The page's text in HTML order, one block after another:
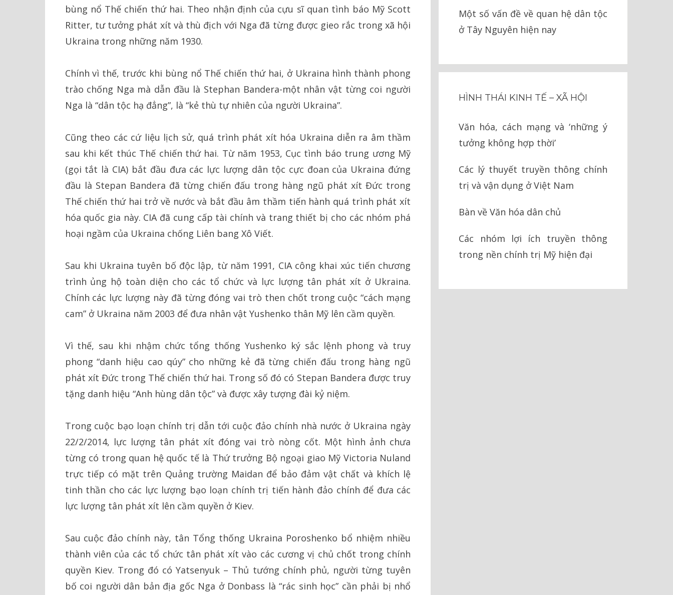
bùng nổ Thế chiến thứ hai. Theo nhận định của cựu sĩ quan tình báo Mỹ Scott
Ritter, tư tưởng phát xít và thù địch với Nga đã từng được gieo rắc trong xã hội
Ukraina trong những năm 1930.
Chính vì thế, trước khi bùng nổ Thế chiến thứ hai, ở Ukraina hình thành phong
trào chống Nga mà dẫn đầu là Stephan Bandera-một nhân vật từng coi người
Nga là “dân tộc hạ đẳng”, là “kẻ thù tự nhiên của người Ukraina”.
Cũng theo các cứ liệu lịch sử, quá trình phát xít hóa Ukraina diễn ra âm thầm
sau khi kết thúc Thế chiến thứ hai. Từ năm 1953, Cục tình báo trung ương Mỹ
(gọi tắt là CIA) bắt đầu đưa các lực lượng dân tộc cực đoan của Ukraina đứng
đầu là Stepan Bandera đã từng chiến đấu trong hàng ngũ phát xít Đức trong
Thế chiến thứ hai trở về nước và bắt đầu âm thầm tiến hành quá trình phát xít
hóa quốc gia này. CIA đã cung cấp tài chính và trang thiết bị cho các nhóm phá
hoại ngầm của Ukraina chống Liên bang Xô Viết.
Sau khi Ukraina tuyên bố độc lập, từ năm 1991, CIA công khai xúc tiến chương
trình ủng hộ toàn diện cho các tổ chức và lực lượng tân phát xít ở Ukraina.
Chính các lực lượng này đã từng đóng vai trò then chốt trong cuộc “cách mạng
cam” ở Ukraina năm 2003 để đưa nhân vật Yushenko thân Mỹ lên cầm quyền.
Vì thế, sau khi nhậm chức tổng thống Yushenko ký sắc lệnh phong và truy
phong “danh hiệu cao qúy” cho những kẻ đã từng chiến đấu trong hàng ngũ
phát xít Đức trong Thế chiến thứ hai. Trong số đó có Stepan Bandera được truy
tặng danh hiệu “Anh hùng dân tộc” và được xây tượng đài kỷ niệm.
Trong cuộc bạo loạn chính trị dẫn tới cuộc đảo chính nhà nước ở Ukraina ngày
22/2/2014, lực lượng tân phát xít đóng vai trò nòng cốt. Một hình ảnh chưa
từng có trong quan hệ quốc tế là Thứ trưởng Bộ ngoại giao Mỹ Victoria Nuland
trực tiếp có mặt trên Quảng trường Maidan để bảo đảm vật chất và khích lệ
tinh thần cho các lực lượng bạo loạn chính trị tiến hành đảo chính để đưa các
lực lượng tân phát xít lên cầm quyền ở Kiev.
Sau cuộc đảo chính này, tân Tổng thống Ukraina Poroshenko bổ nhiệm nhiều
thành viên của các tổ chức tân phát xít vào các cương vị chủ chốt trong chính
quyền Kiev. Trong đó có Yatsenyuk – Thủ tướng chính phủ, người từng tuyên
bố coi người dân bản địa gốc Nga ở Donbass là “rác sinh học” cần phải bị nhổ
Một số vấn đề về quan hệ dân tộc
ở Tây Nguyên hiện nay
HÌNH THÁI KINH TẾ – XÃ HỘI
Văn hóa, cách mạng và ‘những ý
tưởng không hợp thời’
Các lý thuyết truyền thông chính
trị và vận dụng ở Việt Nam
Bàn về Văn hóa dân chủ
Các nhóm lợi ích truyền thông
trong nền chính trị Mỹ hiện đại